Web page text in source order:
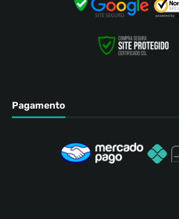
Pagamento